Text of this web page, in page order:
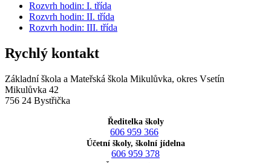
Rozvrh hodin: I. třída
Rozvrh hodin: II. třída
Rozvrh hodin: III. třída
Rychlý kontakt
Základní škola a Mateřská škola Mikulůvka, okres Vsetín
Mikulůvka 42
756 24 Bystřička
Ředitelka školy
606 959 366
Účetní školy, školní jídelna
606 959 378